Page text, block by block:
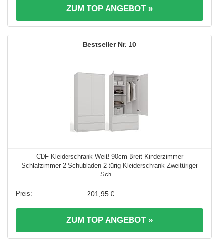
ZUM TOP ANGEBOT »
10
CDF Kleiderschrank Weiß 90cm Breit Kinderzimmer
Schlafzimmer 2 Schubladen 2-türig Kleiderschrank Zweitüriger
Sch ...
201,95 €
ZUM TOP ANGEBOT »